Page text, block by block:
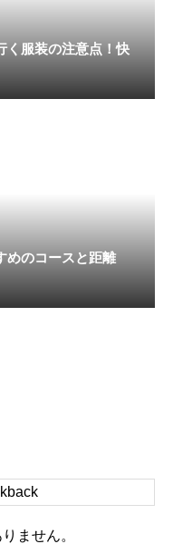
く服装の注意点！快
めのコースと距離
ません。